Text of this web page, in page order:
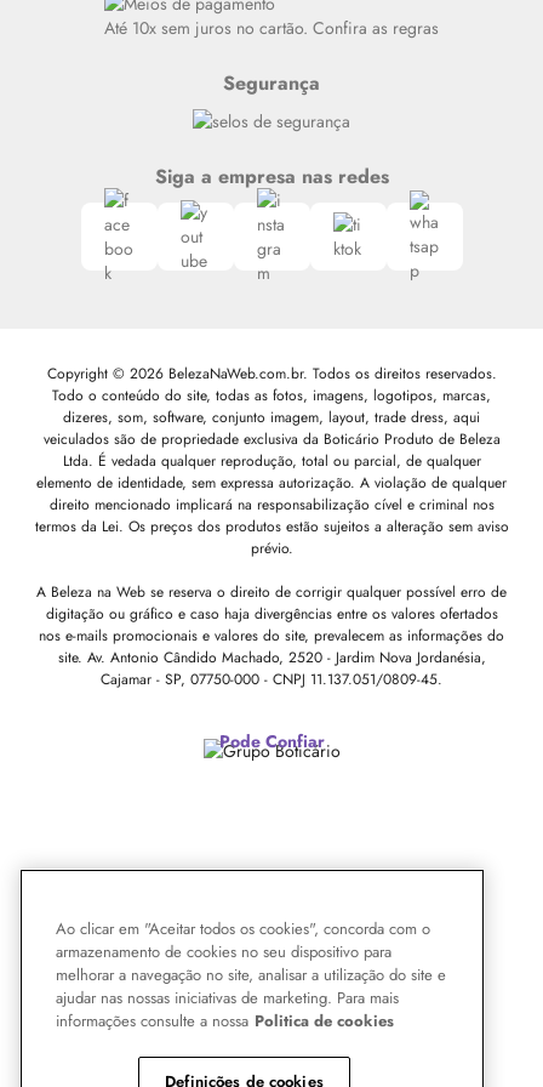
Siga nosso canal no Whatsapp
Até 10x sem juros no cartão. Confira as regras
Segurança
Siga a empresa nas redes
Copyright © 2026 BelezaNaWeb.com.br. Todos os direitos reservados.
Todo o conteúdo do site, todas as fotos, imagens, logotipos, marcas,
dizeres, som, software, conjunto imagem, layout, trade dress, aqui
veiculados são de propriedade exclusiva da Boticário Produto de Beleza
Ltda. É vedada qualquer reprodução, total ou parcial, de qualquer
elemento de identidade, sem expressa autorização. A violação de qualquer
direito mencionado implicará na responsabilização cível e criminal nos
termos da Lei. Os preços dos produtos estão sujeitos a alteração sem aviso
prévio.
A Beleza na Web se reserva o direito de corrigir qualquer possível erro de
digitação ou gráfico e caso haja divergências entre os valores ofertados
nos e-mails promocionais e valores do site, prevalecem as informações do
site. Av. Antonio Cândido Machado, 2520 - Jardim Nova Jordanésia,
Cajamar - SP, 07750-000 - CNPJ 11.137.051/0809-45.
Pode Confiar
Ao clicar em "Aceitar todos os cookies", concorda com o
armazenamento de cookies no seu dispositivo para
melhorar a navegação no site, analisar a utilização do site e
ajudar nas nossas iniciativas de marketing. Para mais
informações consulte a nossa Politica de cookies
Definições de cookies